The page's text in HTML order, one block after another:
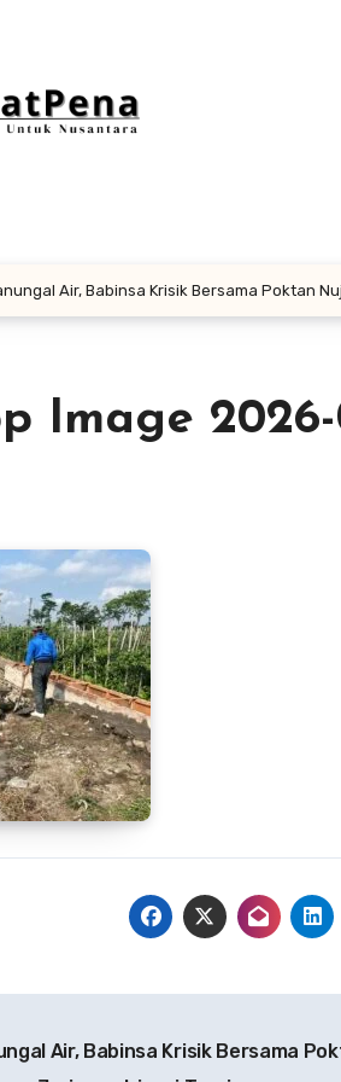
Air, Babinsa Krisik Bersama Poktan
Image 2026-
Air, Babinsa Krisik Bersama